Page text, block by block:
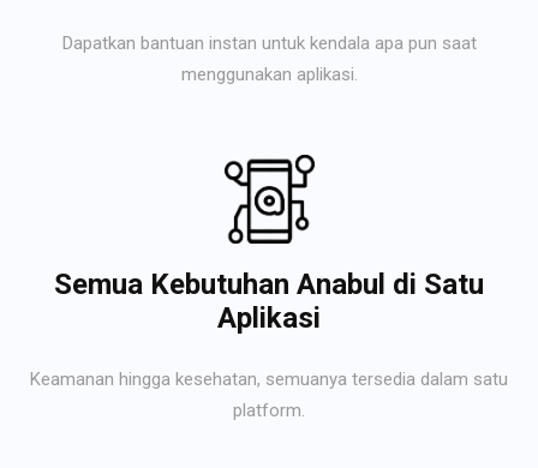
Dapatkan bantuan instan untuk kendala apa pun saat
menggunakan aplikasi.
Semua Kebutuhan Anabul di Satu
Aplikasi
Keamanan hingga kesehatan, semuanya tersedia dalam satu
platform.